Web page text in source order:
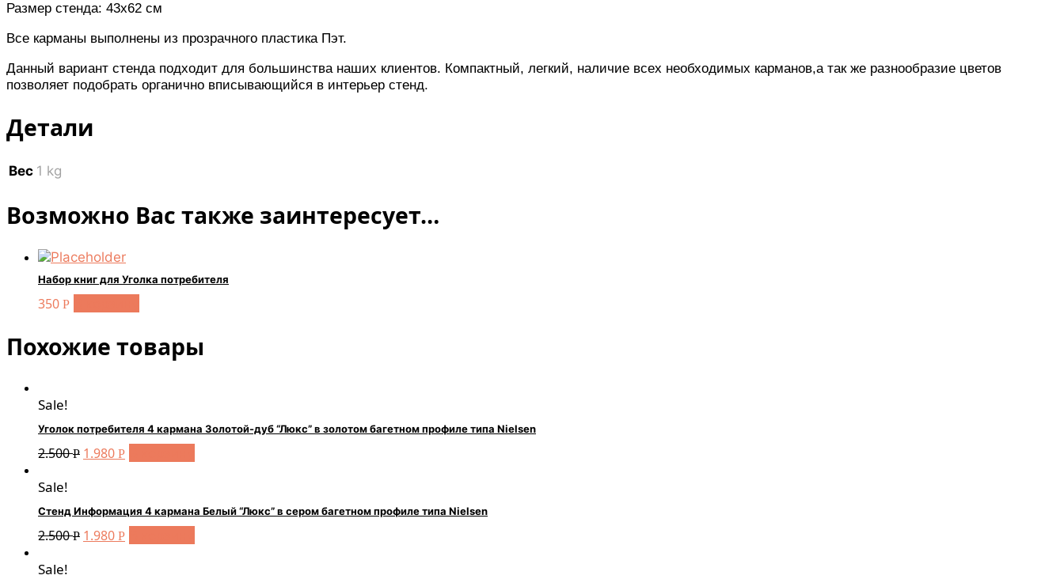
Размер стенда: 43х62 см
Все карманы выполнены из прозрачного пластика Пэт.
Данный вариант стенда подходит для большинства наших клиентов. Компактный, легкий, наличие всех необходимых карманов,а так же разнообразие цветов
позволяет подобрать органично вписывающийся в интерьер стенд.
Детали
Вес 1 kg
Возможно Вас также заинтересует…
Набор книг для Уголка потребителя
350 Р
Похожие товары
Sale!
Уголок потребителя 4 кармана Золотой-дуб “Люкс” в золотом багетном профиле типа Nielsen
2.500Р 1.980 Р
Sale!
Стенд Информация 4 кармана Белый “Люкс” в сером багетном профиле типа Nielsen
2.500Р 1.980 Р
Sale!